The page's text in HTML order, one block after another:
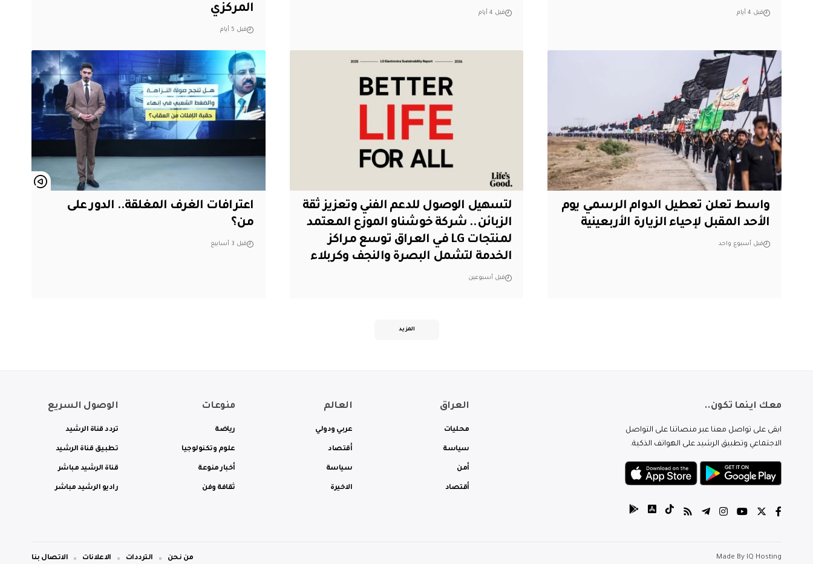
قبل 4 أيام قبل 4 أيام
المركزي
قبل 5 أيام
واسط تعلن تعطيل الدوام الرسمي يوم
الأحد المقبل لإحياء الزيارة الأربعينية
قبل أسبوع واحد
لتسهيل الوصول للدعم الفني وتعزيز ثقة
الزبائن.. شركة خوشناو الموزع المعتمد
لمنتجات LG في العراق توسع مراكز
الخدمة لتشمل البصرة والنجف وكربلاء
قبل أسبوعين
اعترافات الغرف المغلقة.. الدور على
من؟
قبل 3 أسابيع
المزيد
معك اينما تكون..
ابقى على تواصل معنا عبر منصاتنا على التواصل
الاجتماعي وتطبيق الرشيد على الهواتف الذكية.
العراق
محليات
سياسة
أمن
أقتصاد
العالم
عربي ودولي
أقتصاد
سياسة
الاخيرة
منوعات
رياضة
علوم وتكنولوجيا
أخبار منوعة
ثقافة وفن
الوصول السريع
تردد قناة الرشيد
تطبيق قناة الرشيد
قناة الرشيد مباشر
راديو الرشيد مباشر
Made By IQ Hosting من نحن الترددات الاعلانات الاتصال بنا